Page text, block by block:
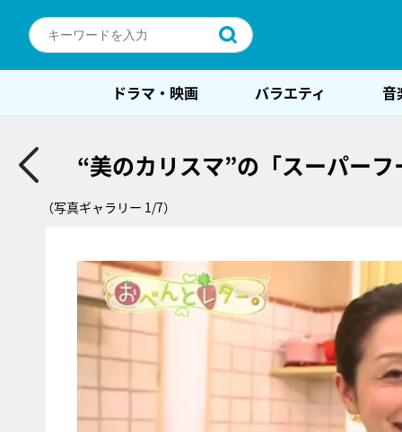
ドラマ・映画 バラエティ 音
“美のカリスマ”の「スーパー
（写真ギャラリー 1/7）